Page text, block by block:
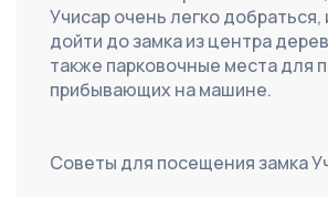
Учисар очень легко
дойти до замка из центра
также парковочные места для
прибывающих на машине.
Советы для посещения замка